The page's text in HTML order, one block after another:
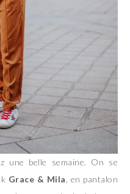
une belle semaine. On se
Grace & Mila , en pantalon